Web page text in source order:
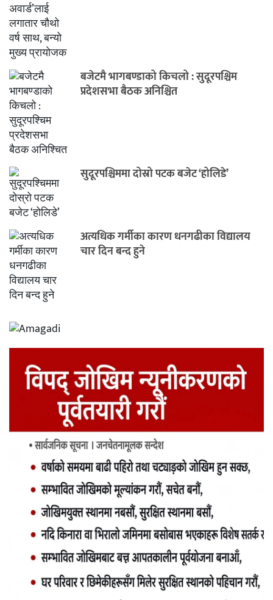
बजेटमै भागबण्डाको किचलो : सुदूरपश्चिम
प्रदेशसभा बैठक अनिश्चित
सुदूरपश्चिममा दोस्रो पटक बजेट ‘होलिडे’
अत्यधिक गर्मीका कारण धनगढीका विद्यालय
चार दिन बन्द हुने